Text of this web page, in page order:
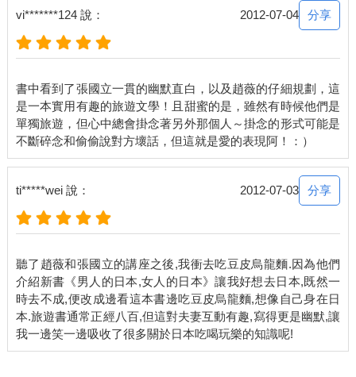
多，酒的品牌多，壽司的花樣多，歐洲的火腿香腸多，價格也貴
多多。我花了兩個小時在裡面尋寶，結果買了兩包泡麵、兩個罐
頭、四種漬菜、一盒生魚片、兩樣甜點，和一個大肉包。
到家先煮泡麵，這泡麵換算成台幣要一百多元，是真空包的拉麵
而非乾燥後的生力麵，所以保有新鮮拉麵的?性，吃起來Ｑ。從朋
友家的冰箱內翻出溫泉蛋，再切點青菜灑在麵上，晚餐便是半自
助式拉麵，配生魚片，開瓶冰鎮的日本白酒，這樣是不是很宅？
第二天早餐也日式，再把朋友留下的米煮了鍋稀飯，有漬菜，有
鯖魚罐頭，還有酒──不能大清早喝酒，改成咖啡吧。
居遊有個好處，比較沒有時間的壓力，在住處周圍走走，能看到
東京某角落活生生的一面。我在四十歲之前是工作狂，每天上午
就是張床，她是床上的棉被乙。有天我忽然頓悟，為什麼開車忙
著按喇叭？為什麼見到紅燈便罵？為什麼看不慣別人開車的速
度？為什麼每兩三個月總要爆次胎？
之後我開始在不必熬夜的日子裡坐捷運和公車上班，一下子多出
vi*******124 說： 2012-07-04 分享
書中看到了張國立一貫的幽默直白，以及趙薇的仔細規劃，這
是一本實用有趣的旅遊文學！且甜蜜的是，雖然有時候他們是
單獨旅遊，但心中總會掛念著另外那個人～掛念的形式可能是
ti*****wei 說： 2012-07-03 分享
聽了趙薇和張國立的講座之後,我衝去吃豆皮烏龍麵.因為他們
介紹新書《男人的日本,女人的日本》讓我好想去日本,既然一
時去不成,便改成邊看這本書邊吃豆皮烏龍麵,想像自己身在日
本.旅遊書通常正經八百,但這對夫妻互動有趣,寫得更是幽默,讓